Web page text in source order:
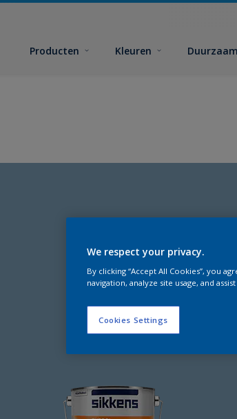
Producten Kleuren
We respect your privacy.
By clicking “Accept All Cookies”, you
navigation, analyze site usage, and
Cookies Settings